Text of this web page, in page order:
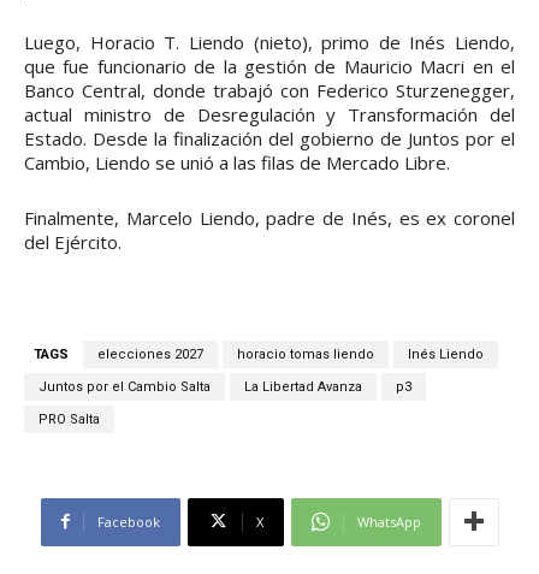
Luego, Horacio T. Liendo (nieto), primo de Inés Liendo,
que fue funcionario de la gestión de Mauricio Macri en el
Banco Central, donde trabajó con Federico Sturzenegger,
actual ministro de Desregulación y Transformación del
Estado. Desde la finalización del gobierno de Juntos por el
Cambio, Liendo se unió a las filas de Mercado Libre.
Finalmente, Marcelo Liendo, padre de Inés, es ex coronel
del Ejército.
TAGS elecciones 2027 horacio tomas liendo Inés Liendo
Juntos por el Cambio Salta La Libertad Avanza p3
PRO Salta
Facebook X WhatsApp